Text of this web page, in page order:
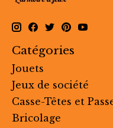
Catégories
Jouets
Jeux de société
Casse-Têtes et
Bricolage